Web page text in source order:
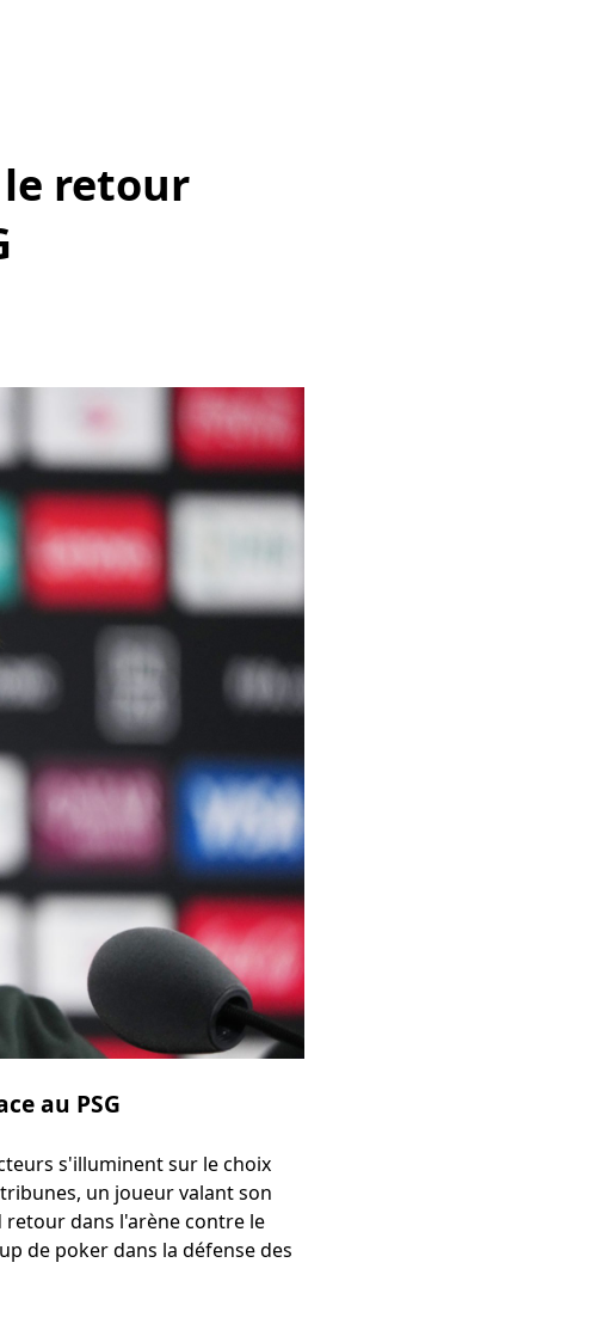
le retour
au PSG
s'illuminent sur le choix
un joueur valant son
dans l'arène contre le
de poker dans la défense des